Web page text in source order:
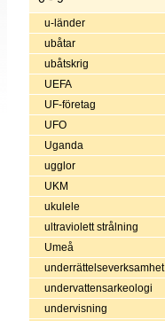
u-länder
ubåtar
ubåtskrig
UEFA
UF-företag
UFO
Uganda
ugglor
UKM
ukulele
ultraviolett strålning
Umeå
underrättelseverksamhet
undervattensarkeologi
undervisning